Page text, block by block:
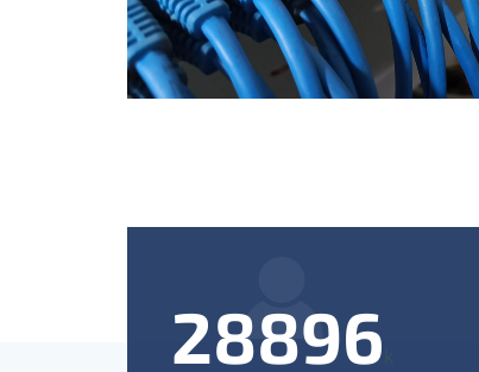
28896